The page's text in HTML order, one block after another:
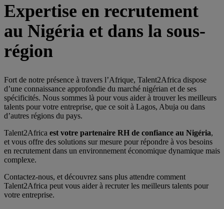
Expertise en recrutement
au Nigéria et dans la sous-
région
Fort de notre présence à travers l’Afrique, Talent2Africa dispose
d’une connaissance approfondie du marché nigérian et de ses
spécificités. Nous sommes là pour vous aider à trouver les meilleurs
talents pour votre entreprise, que ce soit à Lagos, Abuja ou dans
d’autres régions du pays.
Talent2Africa est votre partenaire RH de confiance au Nigéria,
et vous offre des solutions sur mesure pour répondre à vos besoins
en recrutement dans un environnement économique dynamique mais
complexe.
Contactez-nous, et découvrez sans plus attendre comment
Talent2Africa peut vous aider à recruter les meilleurs talents pour
votre entreprise.